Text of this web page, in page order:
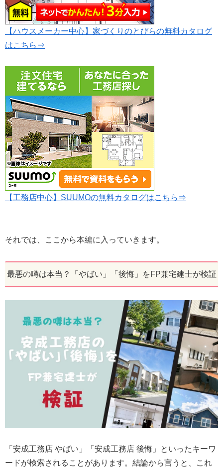
【ハウスメーカー中心】家づくりのとびらの無料カタログ
はこちら⇒
【工務店中心】SUUMOの無料カタログはこちら⇒
それでは、ここから本編に入っていきます。
最悪の噂は本当？「やばい」「後悔」をFP兼宅建士が検証
「安成工務店 やばい」「安成工務店 後悔」といったキーワ
ードが検索されることがあります。結論から言うと、これ